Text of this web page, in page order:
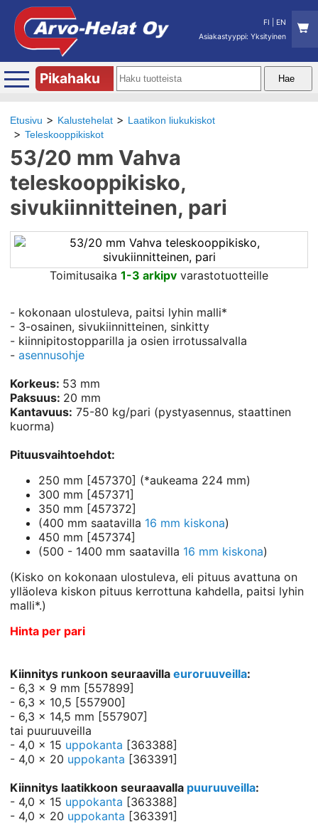
FI
EN
Asiakastyyppi: Yksityinen
Pikahaku
Etusivu Kalustehelat
Laatikon liukukiskot
Teleskooppikiskot
53/20 mm Vahva
teleskooppikisko,
sivukiinnitteinen, pari
- kokonaan ulostuleva, paitsi lyhin malli*
- 3-osainen, sivukiinnitteinen, sinkitty
- kiinnipitostopparilla ja osien irrotussalvalla
-asennusohje
Korkeus: 53 mm
Paksuus: 20 mm
Kantavuus: 75-80 kg/pari (pystyasennus, staattinen
kuorma)
Pituusvaihtoehdot:
250 mm [457370] (*aukeama 224 mm)
300 mm [457371]
350 mm [457372]
(400 mm saatavilla 16 mm kiskona)
450 mm [457374]
(500 - 1400 mm saatavilla 16 mm kiskona)
(Kisko on kokonaan ulostuleva, eli pituus avattuna on
ylläoleva kiskon pituus kerrottuna kahdella, paitsi lyhin
malli*.)
Hinta per pari
Kiinnitys runkoon seuraavillaeuroruuveilla:
- 6,3 x 9 mm [557899]
- 6,3 x 10,5 [557900]
- 6,3 x 14,5 mm [557907]
tai puuruuveilla
- 4,0 x 15 uppokanta [363388]
- 4,0 x 20 uppokanta [363391]
Kiinnitys laatikkoon seuraavalla puuruuveilla:
- 4,0 x 15 uppokanta [363388]
- 4,0 x 20 uppokanta [363391]
Toimitusaika 1-3 arkipv varastotuotteille